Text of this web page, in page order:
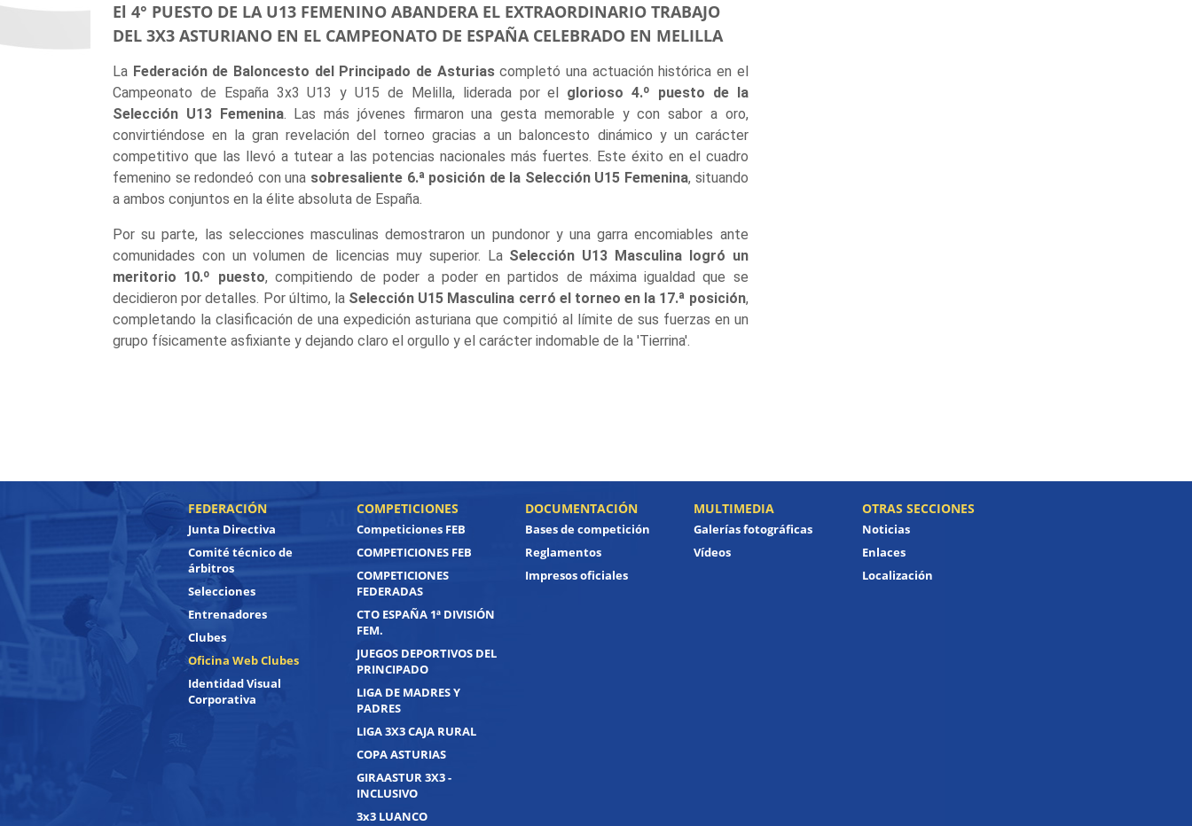
El 4° PUESTO DE LA U13 FEMENINO ABANDERA EL EXTRAORDINARIO TRABAJO
DEL 3X3 ASTURIANO EN EL CAMPEONATO DE ESPAÑA CELEBRADO EN MELILLA
La Federación de Baloncesto del Principado de Asturiascompletó una actuación histórica en el
Campeonato de España 3x3 U13 y U15 de Melilla, liderada por el glorioso 4.º puesto de la
Selección U13 Femenina. Las más jóvenes firmaron una gesta memorable y con sabor a oro,
convirtiéndose en la gran revelación del torneo gracias a un baloncesto dinámico y un carácter
competitivo que las llevó a tutear a las potencias nacionales más fuertes. Este éxito en el cuadro
femenino se redondeó con una sobresaliente 6.ª posición de la Selección U15 Femenina, situando
a ambos conjuntos en la élite absoluta de España.
Por su parte, las selecciones masculinas demostraron un pundonor y una garra encomiables ante
comunidades con un volumen de licencias muy superior. La Selección U13 Masculina logró un
meritorio 10.º puesto, compitiendo de poder a poder en partidos de máxima igualdad que se
decidieron por detalles. Por último, la Selección U15 Masculina cerró el torneo en la 17.ª posición,
completando la clasificación de una expedición asturiana que compitió al límite de sus fuerzas en un
grupo físicamente asfixiante y dejando claro el orgullo y el carácter indomable de la 'Tierrina'.
FEDERACIÓN
Junta Directiva
Comité técnico de
árbitros
Selecciones
Entrenadores
Clubes
Oficina Web Clubes
Identidad Visual
Corporativa
COMPETICIONES
Competiciones FEB
COMPETICIONES FEB
COMPETICIONES
FEDERADAS
CTO ESPAÑA 1ª DIVISIÓN
FEM.
JUEGOS DEPORTIVOS DEL
PRINCIPADO
LIGA DE MADRES Y
PADRES
LIGA 3X3 CAJA RURAL
COPA ASTURIAS
GIRAASTUR 3X3 -
INCLUSIVO
3x3 LUANCO
DOCUMENTACIÓN
Bases de competición
Reglamentos
Impresos oficiales
MULTIMEDIA
Galerías fotográficas
Vídeos
OTRAS SECCIONES
Noticias
Enlaces
Localización